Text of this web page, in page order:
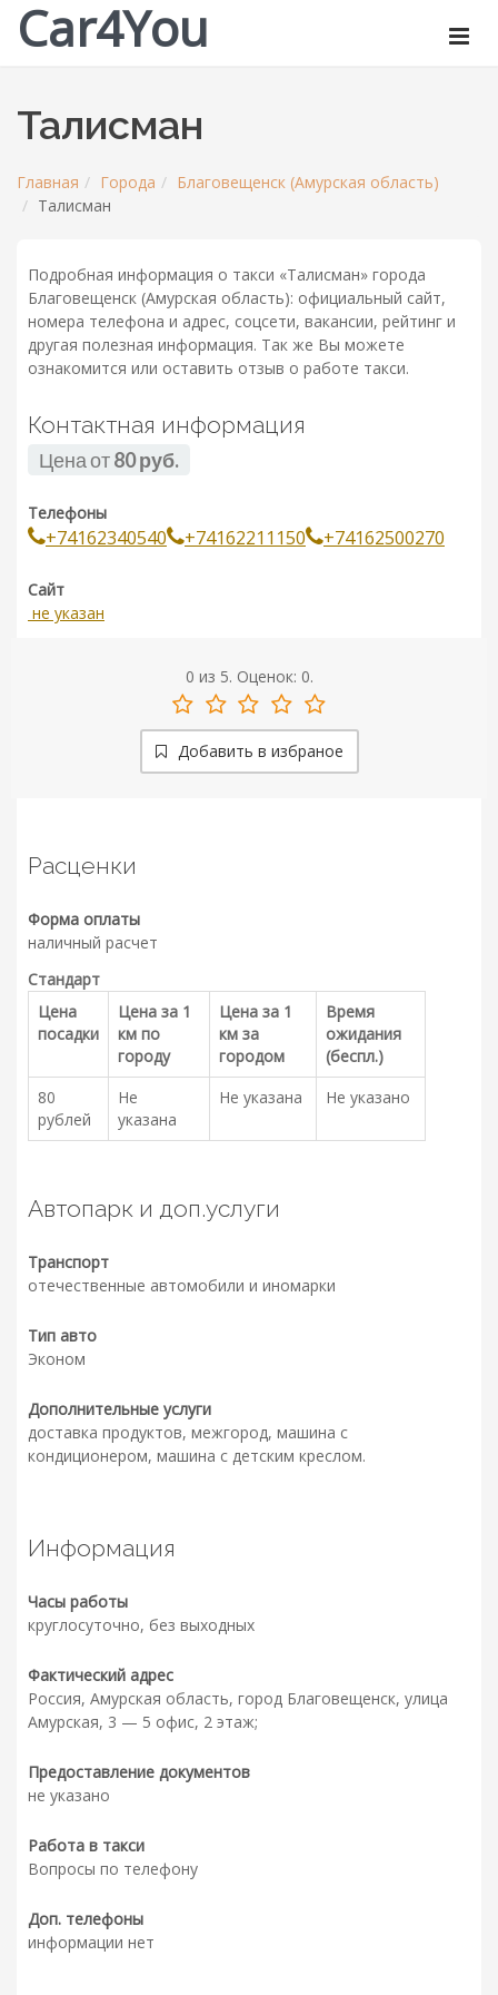
Car4You
Талисман
Главная Города
Благовещенск (Амурская область)
Талисман
Подробная информация о такси «Талисман» города
Благовещенск (Амурская область): официальный сайт,
номера телефона и адрес, соцсети, вакансии, рейтинг и
другая полезная информация. Так же Вы можете
ознакомится или оставить отзыв о работе такси.
Контактная информация
Цена от80 руб.
Телефоны
+74162340540 +74162211150 +74162500270
Сайт
не указан
0 из 5. Оценок: 0.
Добавить в избраное
Расценки
Форма оплаты
наличный расчет
Стандарт
Цена
посадки
Цена за 1
км по
городу
Цена за 1
км за
городом
Время
ожидания
(беспл.)
80
рублей
Не
указана
Не указана Не указано
Автопарк и доп.услуги
Транспорт
отечественные автомобили и иномарки
Тип авто
Эконом
Дополнительные услуги
доставка продуктов, межгород, машина с
кондиционером, машина с детским креслом.
Информация
Часы работы
круглосуточно, без выходных
Фактический адрес
Россия, Амурская область, город Благовещенск, улица
Амурская, 3 — 5 офис, 2 этаж;
Предоставление документов
не указано
Работа в такси
Вопросы по телефону
Доп. телефоны
информации нет